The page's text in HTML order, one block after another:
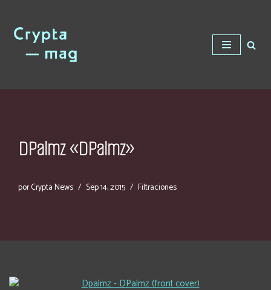
Saltar
contenido
DPalmz «DPalmz»
porCrypta News Sep 14, 2015 Filtraciones